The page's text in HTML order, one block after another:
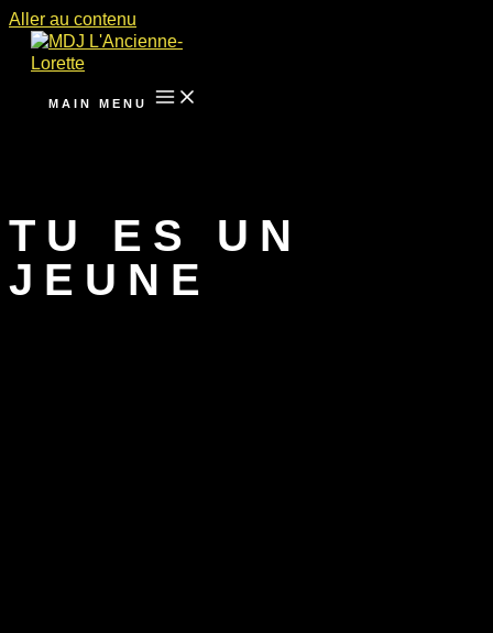
Aller au contenu
MAIN MENU
TU ES UN
JEUNE